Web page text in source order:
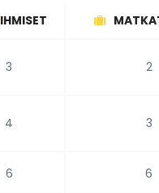
IHMISET
3 2
4 3
6 6